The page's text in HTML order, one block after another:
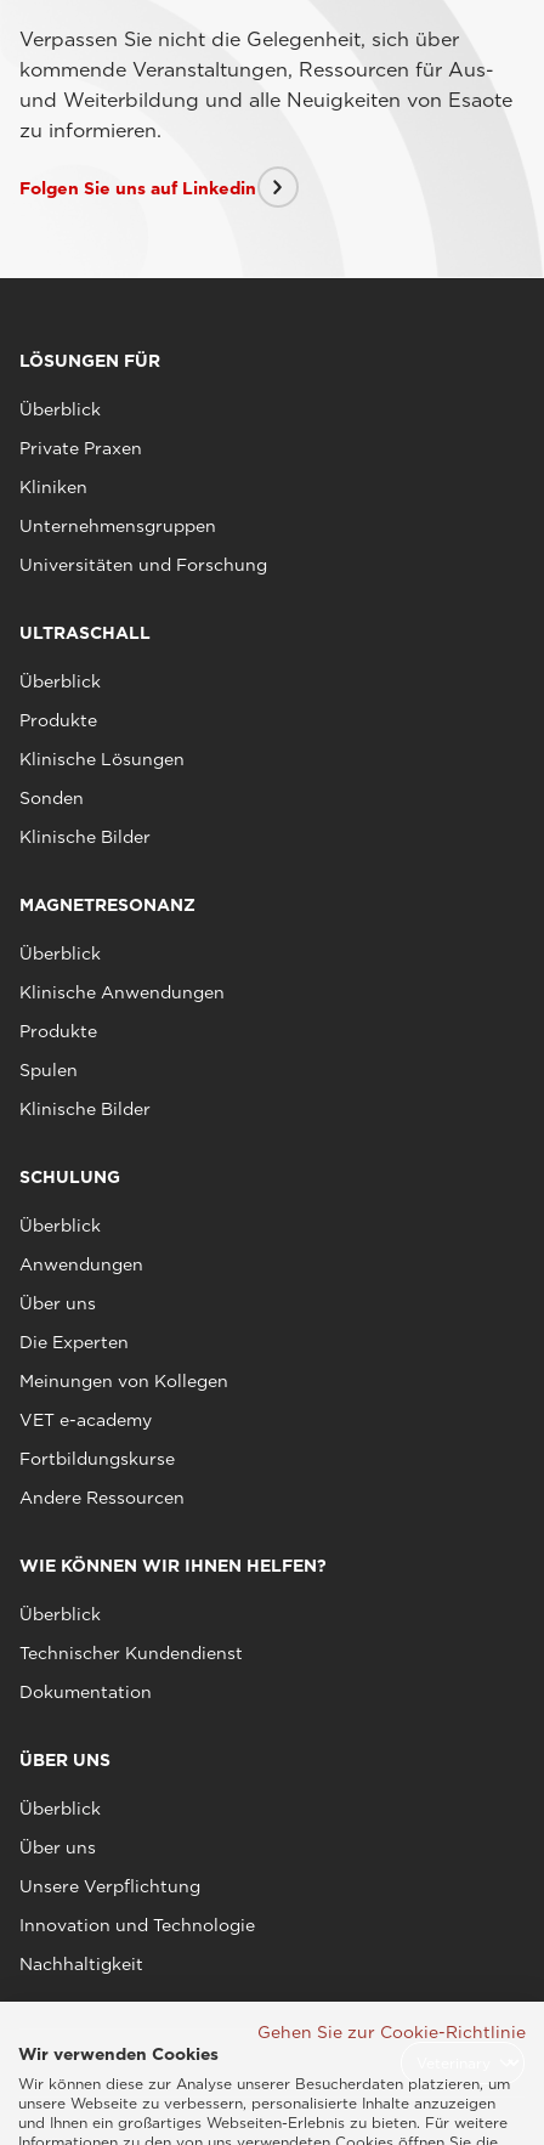
Verpassen Sie nicht die Gelegenheit, sich über
kommende Veranstaltungen, Ressourcen für Aus-
und Weiterbildung und alle Neuigkeiten von Esaote
zu informieren.
Folgen Sie uns auf Linkedin
LÖSUNGEN FÜR
Überblick
Private Praxen
Kliniken
Unternehmensgruppen
Universitäten und Forschung
ULTRASCHALL
Überblick
Produkte
Klinische Lösungen
Sonden
Klinische Bilder
MAGNETRESONANZ
Überblick
Klinische Anwendungen
Produkte
Spulen
Klinische Bilder
SCHULUNG
Überblick
Anwendungen
Über uns
Die Experten
Meinungen von Kollegen
VET e-academy
Fortbildungskurse
Andere Ressourcen
WIE KÖNNEN WIR IHNEN HELFEN?
Überblick
Technischer Kundendienst
Dokumentation
ÜBER UNS
Überblick
Über uns
Unsere Verpflichtung
Innovation und Technologie
Nachhaltigkeit
Gehen Sie zur Cookie-Richtlinie
Wir verwenden Cookies
Wir können diese zur Analyse unserer Besucherdaten platzieren, um
unsere Webseite zu verbessern, personalisierte Inhalte anzuzeigen
und Ihnen ein großartiges Webseiten-Erlebnis zu bieten. Für weitere